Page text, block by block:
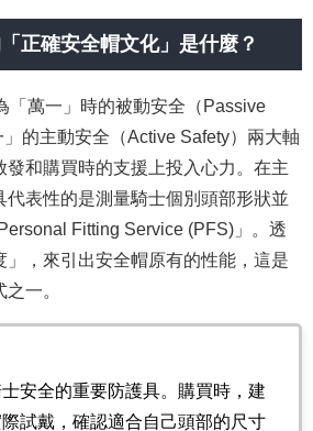
正確安全帽文化」是什麼？
「萬一」時的被動安全（Passive
的主動安全（Active Safety）兩大軸
發和購買時的支援上投入心力。在主
代表性的是測量騎士個別頭部形狀並
Fitting Service (PFS)」。透
」，來引出安全帽原有的性能，這是
一。
士安全的重要防護具。購買時，建
試戴，確認適合自己頭部的尺寸